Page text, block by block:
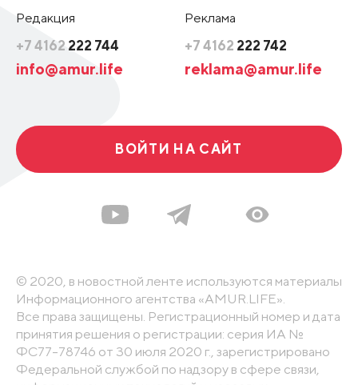
Редакция
+7 4162 222 744
info@amur.life
Реклама
+7 4162 222 742
reklama@amur.life
ВОЙТИ НА САЙТ
© 2020, в новостной ленте используются материалы
Информационного агентства «AMUR.LIFE».
Все права защищены. Регистрационный номер и дата
принятия решения о регистрации: серия ИА №
ФС77-78746 от 30 июля 2020 г., зарегистрировано
Федеральной службой по надзору в сфере связи,